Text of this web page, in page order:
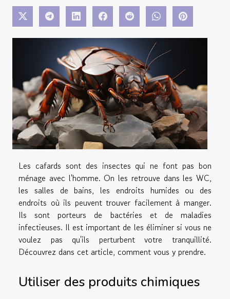
Les cafards sont des insectes qui ne font pas bon
ménage avec l'homme. On les retrouve dans les WC,
les salles de bains, les endroits humides ou des
endroits où ils peuvent trouver facilement à manger.
Ils sont porteurs de bactéries et de maladies
infectieuses. Il est important de les éliminer si vous ne
voulez pas qu'ils perturbent votre tranquillité.
Découvrez dans cet article, comment vous y prendre.
Utiliser des produits chimiques